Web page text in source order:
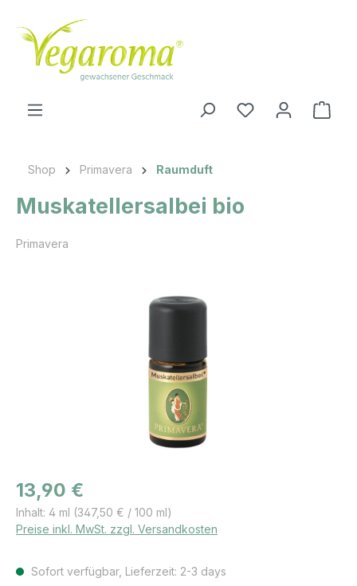
Zum Hauptinhalt springen
Shop Primavera Raumduft
Muskatellersalbei bio
Primavera
Regulärer Preis:
13,90 €
Inhalt: 4 ml (347,50 € / 100 ml)
Preise inkl. MwSt. zzgl. Versandkosten
Sofort verfügbar, Lieferzeit: 2-3 days